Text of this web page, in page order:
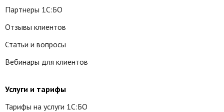
Партнеры 1С:БО
Отзывы клиентов
Статьи и вопросы
Вебинары для клиентов
Услуги и тарифы
Тарифы на услуги 1С:БО